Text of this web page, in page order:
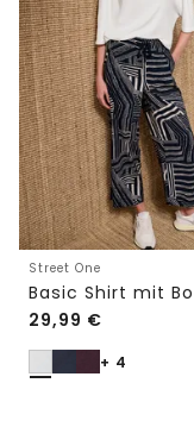
Street One
29,99 €
+ 4